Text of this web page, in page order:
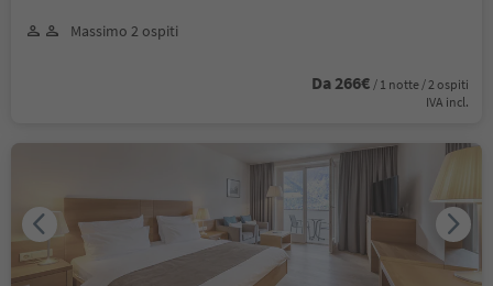
Massimo 2 ospiti
Da 266€ / 1 notte / 2 ospiti
IVA incl.